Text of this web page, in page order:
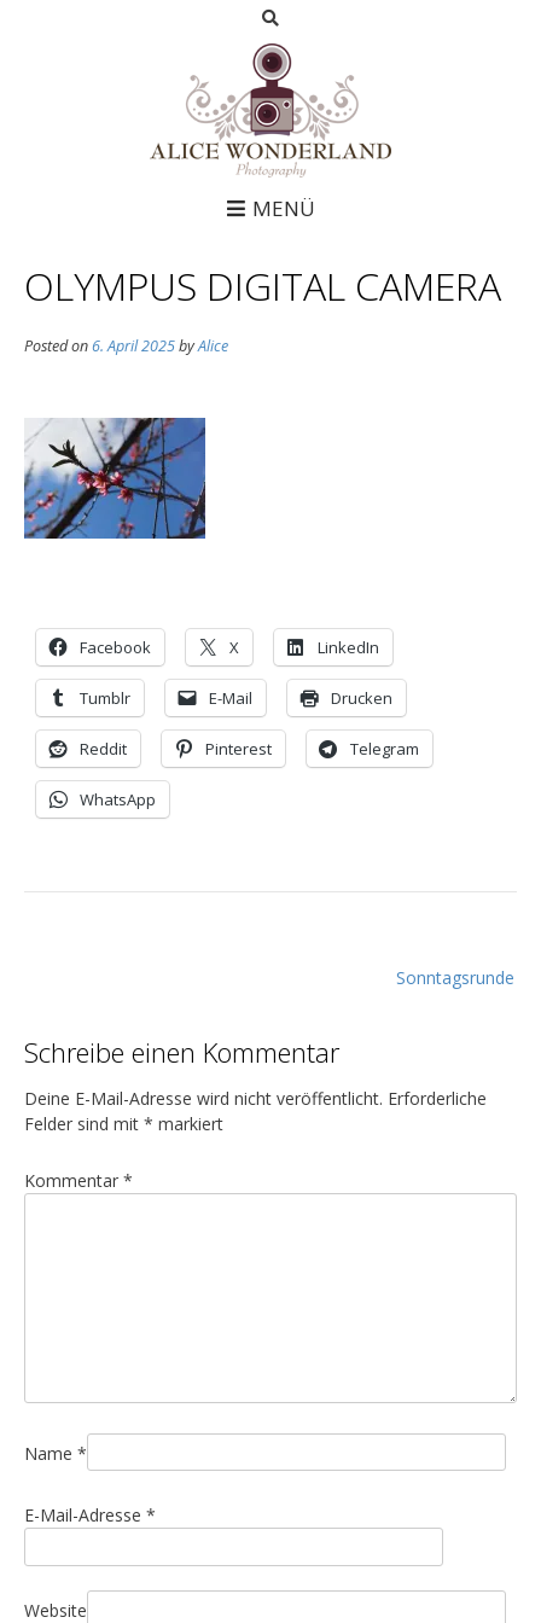
MENÜ
OLYMPUS DIGITAL CAMERA
Posted on6. April 2025byAlice
Facebook X LinkedIn
Tumblr E-Mail Drucken
Reddit Pinterest Telegram
WhatsApp
t
r
a
s
a
i
o
n
Sonntagsrunde
Schreibe einen Kommentar
Deine E-Mail-Adresse wird nicht veröffentlicht. Erforderliche
Felder sind mit * markiert
Kommentar *
Name *
E-Mail-Adresse *
Website